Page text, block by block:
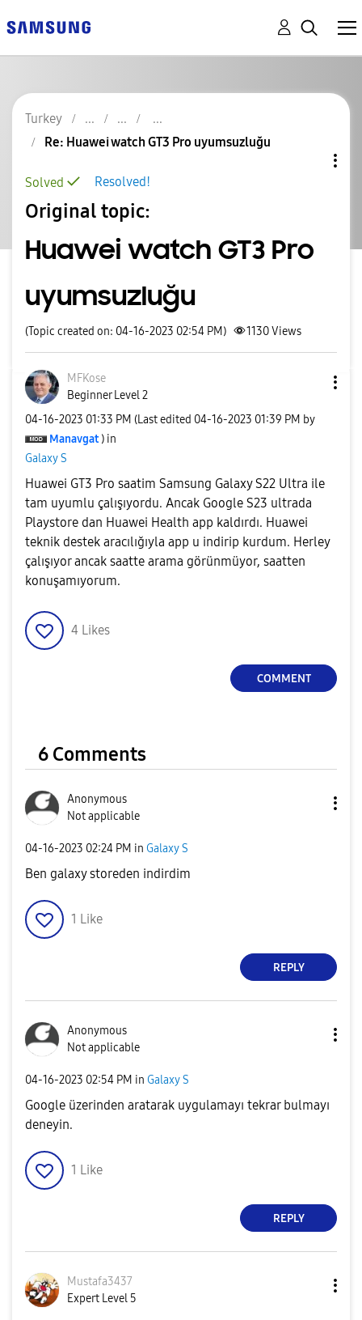
Turkey
Re: Huawei watch GT3 Pro uyumsuzluğu
Resolved!
Solved
Original topic:
Huawei watch GT3 Pro
uyumsuzluğu
(Topic created on: 04-16-2023 02:54 PM) 1130Views
MFKose
Beginner Level 2
‎04-16-2023 01:33 PM (Last edited ‎04-16-2023 01:39 PM by
Manavgat ) in
Galaxy S
Huawei GT3 Pro saatim Samsung Galaxy S22 Ultra ile
tam uyumlu çalışıyordu. Ancak Google S23 ultrada
Playstore dan Huawei Health app kaldırdı. Huawei
teknik destek aracılığıyla app u indirip kurdum. Herley
çalışıyor ancak saatte arama görünmüyor, saatten
konuşamıyorum.
4 Likes
COMMENT
6 Comments
Anonymous
Not applicable
‎04-16-2023 02:24 PM in Galaxy S
Ben galaxy storeden indirdim
1 Like
REPLY
Anonymous
Not applicable
‎04-16-2023 02:54 PM in Galaxy S
Google üzerinden aratarak uygulamayı tekrar bulmayı
deneyin.
1 Like
REPLY
Mustafa3437
Expert Level 5